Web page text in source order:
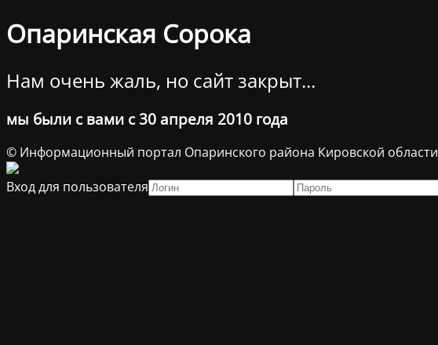
Опаринская Сорока
Нам очень жаль, но сайт закрыт...
мы были с вами с 30 апреля 2010 года
© Информационный портал Опаринского района Кировской области
Вход для пользователя